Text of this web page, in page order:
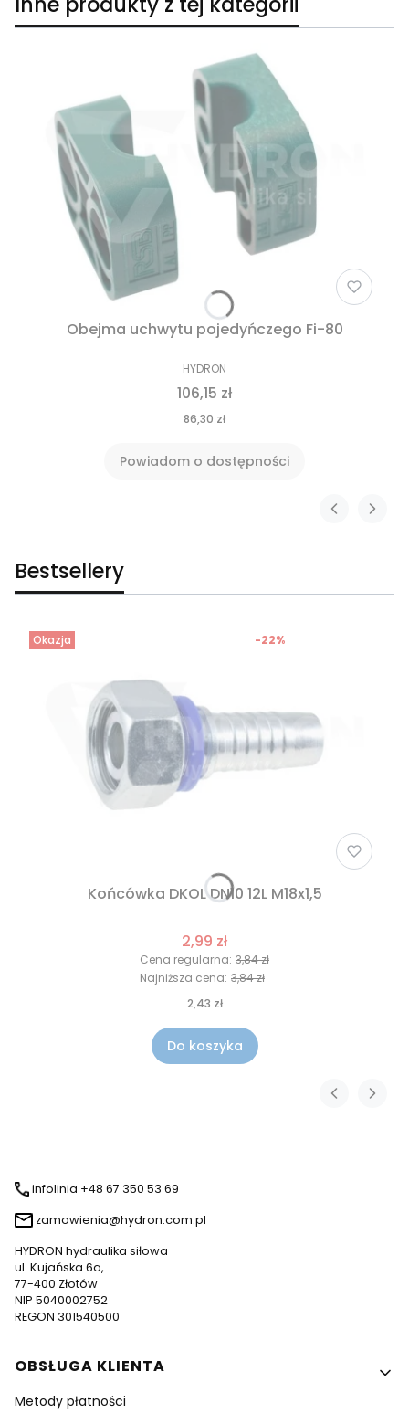
Obejma uchwytu pojedyńczego Fi-80
HYDRON
106,15 zł
86,30 zł
Powiadom o dostępności
Bestsellery
Okazja
Końcówka DKOL DN10 12L M18x1,5
2,99 zł
Cena regularna: 3,84 zł
-22%
Najniższa cena: 3,84 zł
2,43 zł
Do koszyka
infolinia +48 67 350 53 69
zamowienia@hydron.com.pl
HYDRON hydraulika siłowa
ul. Kujańska 6a,
77-400 Złotów
NIP 5040002752
REGON 301540500
Linki w stopce
OBSŁUGA KLIENTA
Metody płatności